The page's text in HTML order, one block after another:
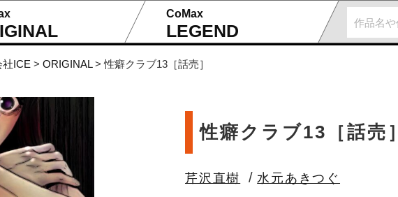
CoMax
LEGEND
ICE > ORIGINAL>性癖クラブ13［話売］
性癖クラブ13［話売］
芹沢直樹 / 水元あきつぐ